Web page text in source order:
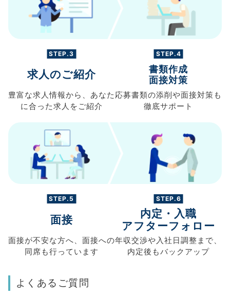
STEP.3
求人のご紹介
豊富な求人情報から、 あなた
に合った求人を ご紹介
STEP.4
書類作成
面接対策
応募書類の添削や面接対策も
徹底サポート
STEP.5
面接
面接が不安な方へ、 面接への
同席も行っています
STEP.6
内定・入職
アフターフォロー
年収交渉や入社日調整まで、
内定後もバックアップ
よくあるご質問